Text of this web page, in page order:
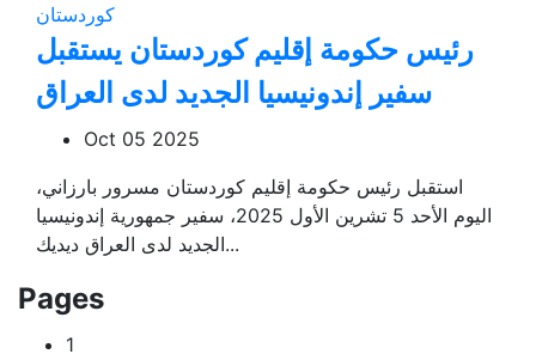
كوردستان
رئيس حكومة إقليم كوردستان يستقبل
سفير إندونيسيا الجديد لدى العراق
Oct 05 2025
استقبل رئيس حكومة إقليم كوردستان مسرور بارزاني،
اليوم الأحد 5 تشرين الأول 2025، سفير جمهورية إندونيسيا
الجديد لدى العراق ديديك...
Pages
1